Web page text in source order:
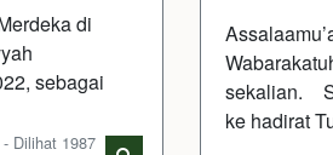
di
sebagai
Dilihat 1987
sekalian.
ke hadirat